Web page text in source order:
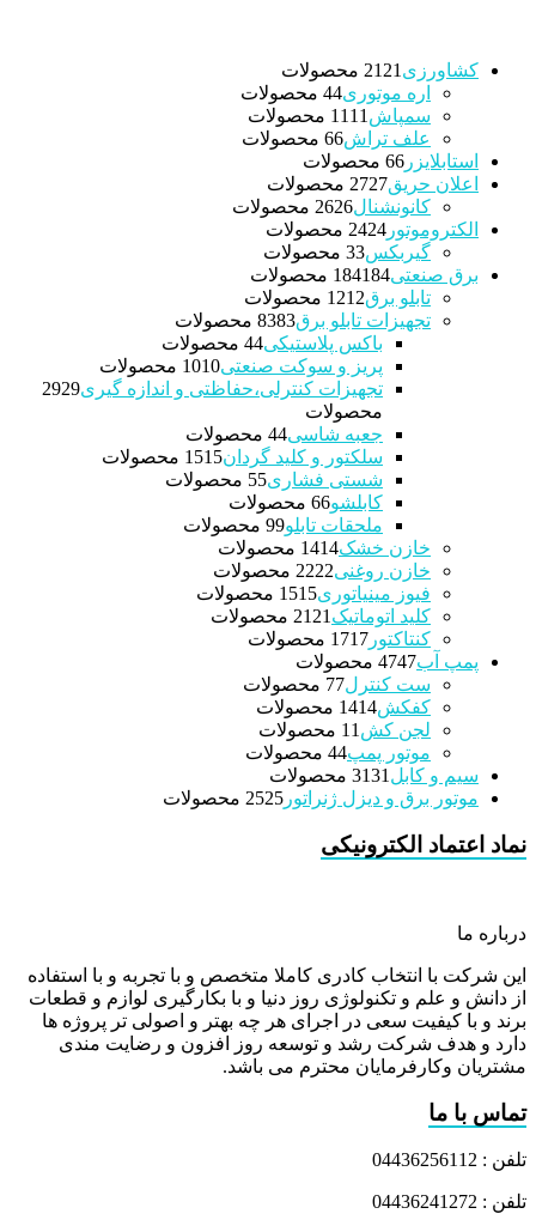
کشاورزی 2121 محصولات
اره موتوری 44 محصولات
سمپاش
1111 محصولات
علف تراش 66 محصولات
استابلایزر
66 محصولات
اعلان حریق
2727 محصولات
کانونشنال
2626 محصولات
الکتروموتور
2424 محصولات
گیربکس 33 محصولات
برق صنعتی
184184 محصولات
تابلو برق
1212 محصولات
تجهیزات تابلو برق
8383 محصولات
باکس پلاستیکی 44 محصولات
پریز و سوکت صنعتی
1010 محصولات
تجهیزات کنترلی،حفاظتی و اندازه گیری
2929
محصولات
جعبه شاسی 44 محصولات
سلکتور و کلید گردان
1515 محصولات
شستی فشاری 55 محصولات
کابلشو 66 محصولات
ملحقات تابلو 99 محصولات
خازن خشک
1414 محصولات
خازن روغنی
2222 محصولات
فیوز مینیاتوری
1515 محصولات
کلید اتوماتیک
2121 محصولات
کنتاکتور
1717 محصولات
پمپ آب
4747 محصولات
ست کنترل 77 محصولات
کفکش
1414 محصولات
لجن کش 11 محصولات
موتور پمپ 44 محصولات
سیم و کابل
3131 محصولات
موتور برق و دیزل ژنراتور
2525 محصولات
نماد اعتماد الکترونیکی
درباره ما
این شرکت با انتخاب کادری کاملا متخصص و با تجربه و با استفاده
از دانش و علم و تکنولوژی روز دنیا و با بکارگیری لوازم و قطعات
برند و با کیفیت سعی در اجرای هر چه بهتر و اصولی تر پروژه ها
دارد و هدف شرکت رشد و توسعه روز افزون و رضایت مندی
مشتریان وکارفرمایان محترم می باشد.
تماس با ما
تلفن : 04436256112
تلفن : 04436241272